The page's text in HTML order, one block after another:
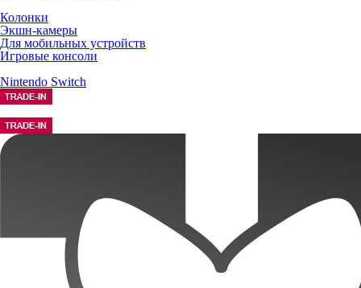
Колонки
Экшн-камеры
Для мобильных устройств
Игровые консоли
Nintendo Switch